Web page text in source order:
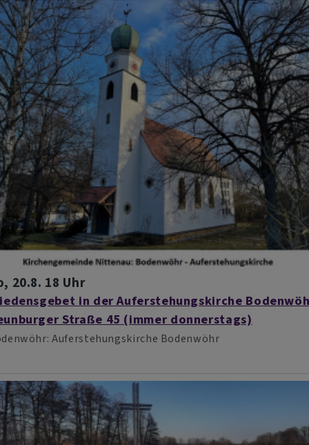
20.8. 18 Uhr
in der Auferstehungskirche
Straße 45 (immer donnerstags)
Auferstehungskirche Bodenwöhr